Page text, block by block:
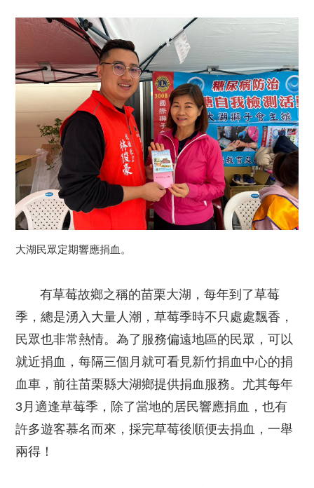
大湖民眾定期響應捐血。
有草莓故鄉之稱的苗栗大湖，每年到了草莓
季，總是湧入大量人潮，草莓季時不只處處飄香，
民眾也非常熱情。為了服務偏遠地區的民眾，可以
就近捐血，每隔三個月就可看見新竹捐血中心的捐
血車，前往苗栗縣大湖鄉提供捐血服務。尤其每年
3月適逢草莓季，除了當地的居民響應捐血，也有
許多遊客慕名而來，採完草莓後順便去捐血，一舉
兩得！